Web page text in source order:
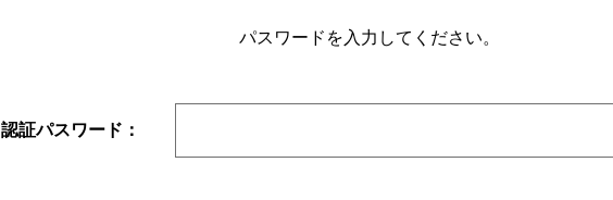
パスワードを入力してください。
認証パスワード：